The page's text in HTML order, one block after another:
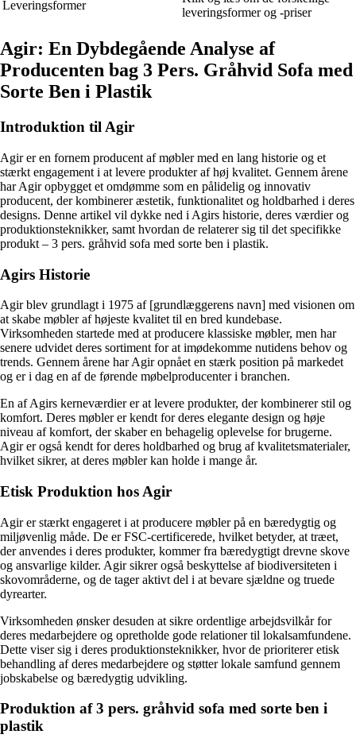
Leveringsformer
leveringsformer og -priser
Agir: En Dybdegående Analyse af
Producenten bag 3 Pers. Gråhvid Sofa med
Sorte Ben i Plastik
Introduktion til Agir
Agir er en fornem producent af møbler med en lang historie og et
stærkt engagement i at levere produkter af høj kvalitet. Gennem årene
har Agir opbygget et omdømme som en pålidelig og innovativ
producent, der kombinerer æstetik, funktionalitet og holdbarhed i deres
designs. Denne artikel vil dykke ned i Agirs historie, deres værdier og
produktionsteknikker, samt hvordan de relaterer sig til det specifikke
produkt – 3 pers. gråhvid sofa med sorte ben i plastik.
Agirs Historie
Agir blev grundlagt i 1975 af [grundlæggerens navn] med visionen om
at skabe møbler af højeste kvalitet til en bred kundebase.
Virksomheden startede med at producere klassiske møbler, men har
senere udvidet deres sortiment for at imødekomme nutidens behov og
trends. Gennem årene har Agir opnået en stærk position på markedet
og er i dag en af de førende møbelproducenter i branchen.
En af Agirs kerneværdier er at levere produkter, der kombinerer stil og
komfort. Deres møbler er kendt for deres elegante design og høje
niveau af komfort, der skaber en behagelig oplevelse for brugerne.
Agir er også kendt for deres holdbarhed og brug af kvalitetsmaterialer,
hvilket sikrer, at deres møbler kan holde i mange år.
Etisk Produktion hos Agir
Agir er stærkt engageret i at producere møbler på en bæredygtig og
miljøvenlig måde. De er FSC-certificerede, hvilket betyder, at træet,
der anvendes i deres produkter, kommer fra bæredygtigt drevne skove
og ansvarlige kilder. Agir sikrer også beskyttelse af biodiversiteten i
skovområderne, og de tager aktivt del i at bevare sjældne og truede
dyrearter.
Virksomheden ønsker desuden at sikre ordentlige arbejdsvilkår for
deres medarbejdere og opretholde gode relationer til lokalsamfundene.
Dette viser sig i deres produktionsteknikker, hvor de prioriterer etisk
behandling af deres medarbejdere og støtter lokale samfund gennem
jobskabelse og bæredygtig udvikling.
Produktion af 3 pers. gråhvid sofa med sorte ben i
plastik